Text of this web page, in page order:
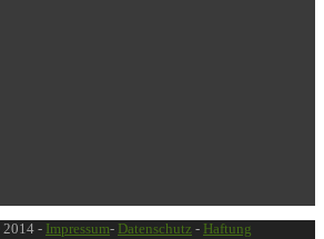
- Impressum- Datenschutz - Haftung